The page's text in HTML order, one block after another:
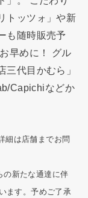
トッツォ」や新
も随時販売予
早めに！ グル
代目かむら」
Capichiなどか
細は店舗までお問
新たな通達に伴
ます。予めご了承